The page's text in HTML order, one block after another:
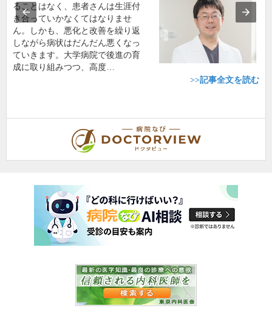
ることはなく、患者さんは生涯付
き合っていかなくてはなりませ
ん。しかも、悪化と改善を繰り返
しながら病状はだんだん悪くなっ
ていきます。大学病院で後進の育
成に取り組みつつ、高度…
>>記事全文を読む